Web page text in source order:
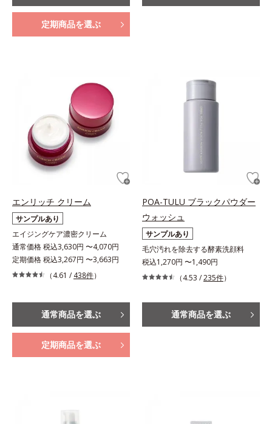
定期商品を選ぶ
エンリッチ クリーム
サンプルあり
エイジングケア濃密クリーム
通常価格 税込3,630円 〜4,070円
定期価格 税込3,267円 〜3,663円
（4.61 / 438件）
通常商品を選ぶ
定期商品を選ぶ
POA-TULU ブラックパウダー
ウォッシュ
サンプルあり
毛穴汚れを除去する酵素洗顔料
税込1,270円 〜1,490円
（4.53 /235件）
通常商品を選ぶ